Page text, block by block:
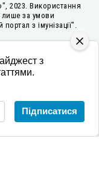
2023. Використання
лише за умови
з імунізації".
можливим за підтримки
міжнародна
є відповідальністю
точку зору USAID
з
Підписатися